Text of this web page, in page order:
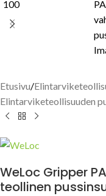
Etusivu/
Elintarviketeollisuuden
WeLoc Gripper
teollinen